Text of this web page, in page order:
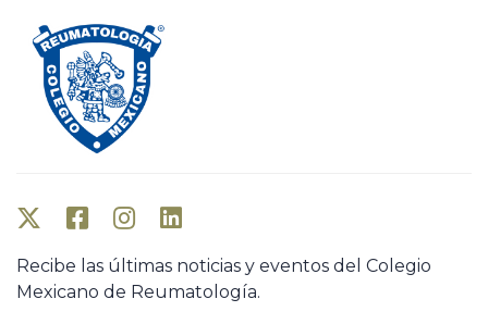
Recibe las últimas noticias y eventos del Colegio
Mexicano de Reumatología.